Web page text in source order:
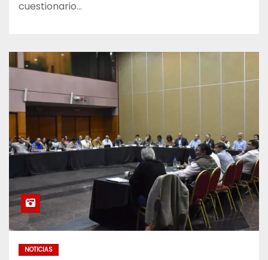
cuestionario…
NOTICIAS